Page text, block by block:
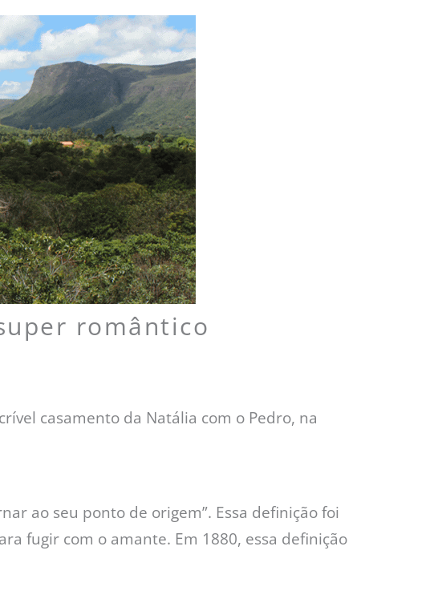
romântico
casamento da Natália com o Pedro, na
ao seu ponto de origem”. Essa definição foi
fugir com o amante. Em 1880, essa definição